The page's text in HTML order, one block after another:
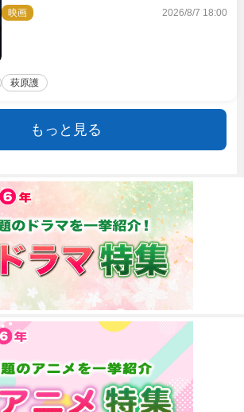
ビジュアル解禁
映画 2026/8/7 18:00
萩原護
もっと見る